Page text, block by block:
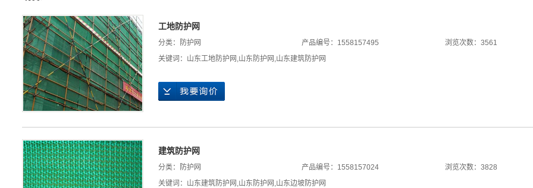
工地防护网
分类： 防护网 产品编号：1558157495
浏览次数：3561
关键词： 山东工地防护网 ,山东防护网 ,山东建筑防护网
建筑防护网
分类： 防护网 产品编号：1558157024
浏览次数：3828
关键词： 山东建筑防护网 ,山东防护网 ,山东边坡防护网